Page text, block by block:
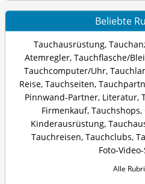
Beliebte
Tauchausrüstung,
Atemregler, Tauchflasche/Blei
Tauchcomputer/Uhr,
Reise, Tauchseiten,
Pinnwand-Partner, Literatur,
Firmenkauf, Tauchshops,
Kinderausrüstung,
Tauchreisen, Tauchclubs,
Foto-
Alle